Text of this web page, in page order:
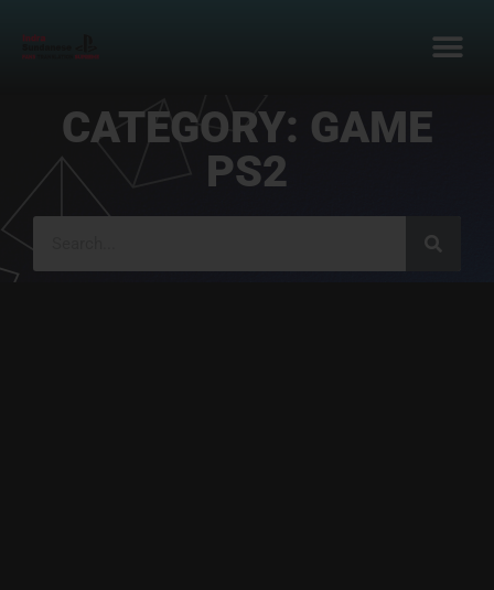
CATEGORY: GAME
PS2